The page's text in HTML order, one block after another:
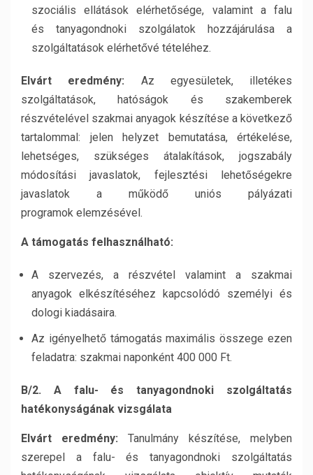
szociális ellátások elérhetősége, valamint a falu
és tanyagondnoki szolgálatok hozzájárulása a
szolgáltatások elérhetővé tételéhez.
Elvárt eredmény: Az egyesületek, illetékes
szolgáltatások, hatóságok és szakemberek
részvételével szakmai anyagok készítése a következő
tartalommal: jelen helyzet bemutatása, értékelése,
lehetséges, szükséges átalakítások, jogszabály
módosítási javaslatok, fejlesztési lehetőségekre
javaslatok a működő uniós pályázati
programok elemzésével.
A támogatás felhasználható:
A szervezés, a részvétel valamint a szakmai
anyagok elkészítéséhez kapcsolódó személyi és
dologi kiadásaira.
Az igényelhető támogatás maximális összege ezen
feladatra: szakmai naponként 400 000 Ft.
B/2. A falu- és tanyagondnoki szolgáltatás
hatékonyságának vizsgálata
Elvárt eredmény: Tanulmány készítése, melyben
szerepel a falu- és tanyagondnoki szolgáltatás